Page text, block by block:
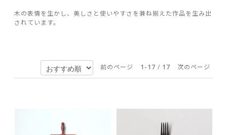
木の表情を生かし、美しさと使いやすさを兼ね揃えた作品を生み出
されています。
前のページ 1-17 / 17 次のページ